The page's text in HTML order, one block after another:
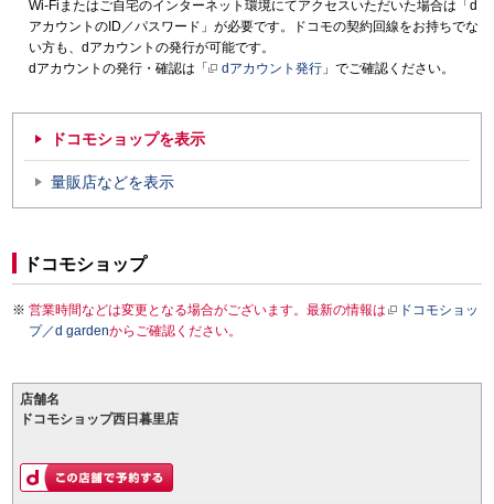
Wi-Fiまたはご自宅のインターネット環境にてアクセスいただいた場合は「d
アカウントのID／パスワード」が必要です。ドコモの契約回線をお持ちでな
い方も、dアカウントの発行が可能です。
dアカウントの発行・確認は「
dアカウント発行 」でご確認ください。
ドコモショップを表示
量販店などを表示
ドコモショップ
営業時間などは変更となる場合がございます。最新の情報は
ドコモショッ
プ／d gardenからご確認ください。
店舗名
ドコモショップ西日暮里店